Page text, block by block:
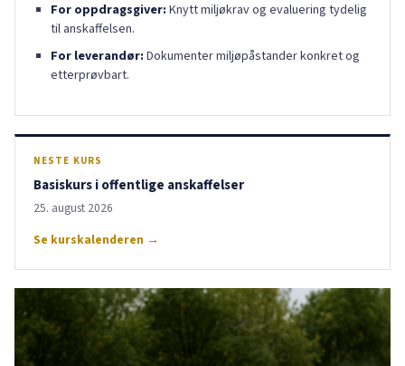
For oppdragsgiver: Knytt miljøkrav og evaluering tydelig
til anskaffelsen.
For leverandør: Dokumenter miljøpåstander konkret og
etterprøvbart.
NESTE KURS
Basiskurs i offentlige anskaffelser
25. august 2026
Se kurskalenderen →